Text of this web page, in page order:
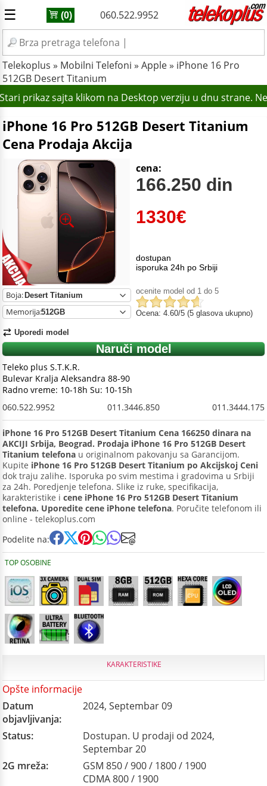
☰ (0) 060.522.9952
Telekoplus » Mobilni Telefoni » Apple» iPhone 16 Pro
512GB Desert Titanium
prikaz sajta klikom na Desktop verziju u dnu strane.
iPhone 16 Pro 512GB Desert Titanium
Cena Prodaja Akcija
Boja:
Memorija:
Uporedi model
1330€
cena:
166.250 din
dostupan
isporuka 24h po Srbiji
ocenite model od 1 do 5
Ocena: 4.60/5 (5 glasova ukupno)
Naruči model
Teleko plus S.T.K.R.
Bulevar Kralja Aleksandra 88-90
Radno vreme: 10-18h Su: 10-15h
060.522.9952
011.3446.850 011.3444.175
iPhone 16 Pro 512GB Desert Titanium Cena 166250 dinara na
AKCIJI Srbija, Beograd. Prodaja iPhone 16 Pro 512GB Desert
Titanium telefona u originalnom pakovanju sa Garancijom.
Kupite iPhone 16 Pro 512GB Desert Titanium po Akcijskoj Ceni
dok traju zalihe. Isporuka po svim mestima i gradovima u Srbiji
za 24h. Poredjenje telefona. Slike iz ruke, specifikacija,
karakteristike i cene iPhone 16 Pro 512GB Desert Titanium
telefona. Uporedite cene iPhone telefona. Poručite telefonom ili
online - telekoplus.com
Podelite na:
TOP OSOBINE
KARAKTERISTIKE
Opšte informacije
Datum
objavljivanja:
2024, Septembar 09
Status:
Dostupan. U prodaji od 2024,
Septembar 20
2G mreža:
GSM 850 / 900 / 1800 / 1900
CDMA 800 / 1900